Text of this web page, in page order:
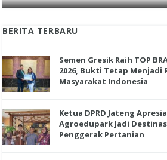
BERITA TERBARU
Semen Gresik Raih TOP
2026, Bukti Tetap Menjadi
Masyarakat Indonesia
Ketua DPRD Jateng
Agroedupark Jadi
Penggerak Pertanian